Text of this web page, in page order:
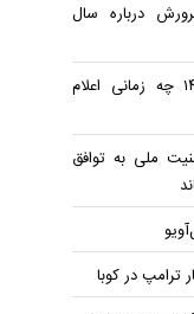
درباره سال
نتایج نهایی آزمون دکتری ۱۴۰۵ چه زمانی اعلام
ملی به توافق
ترامپ در کوبا